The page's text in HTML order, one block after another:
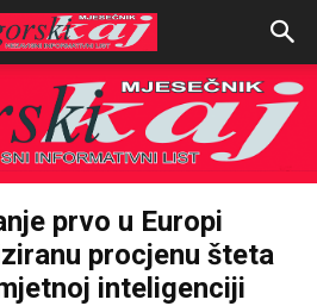
prvo u Europi
procjenu šteta
inteligenciji